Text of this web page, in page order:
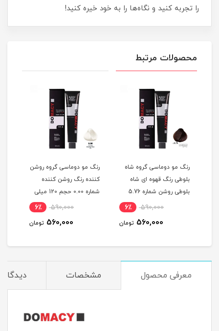
را تجربه کنید و نگاه‌ها را به خود خیره کنید!
محصولات مرتبط
رنگ مو دوماسی گروه شاه
بلوطی رنگ قهوه ای شاه
بلوطی روشن شماره 5.76
590,000 6٪
560,000 تومان
رنگ مو دوماسی گروه روشن
کننده رنگ روشن کننده
شماره 0.00 حجم 120 میلی
590,000 6٪
560,000 تومان
معرفی محصول مشخصات